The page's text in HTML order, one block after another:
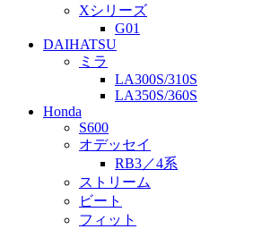
Xシリーズ
G01
DAIHATSU
ミラ
LA300S/310S
LA350S/360S
Honda
S600
オデッセイ
RB3／4系
ストリーム
ビート
フィット